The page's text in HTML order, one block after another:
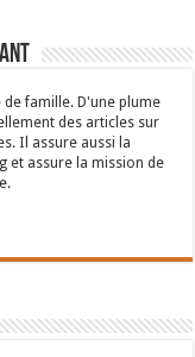
famille. D'une plume
des articles sur
Il assure aussi la
et assure la mission de